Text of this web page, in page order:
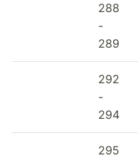
288
-
289
292
-
294
295